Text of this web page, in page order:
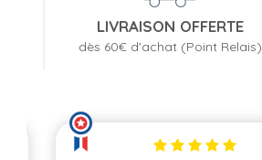
LIVRAISON OFFERTE
dès 60€ d'achat (Point Relais)